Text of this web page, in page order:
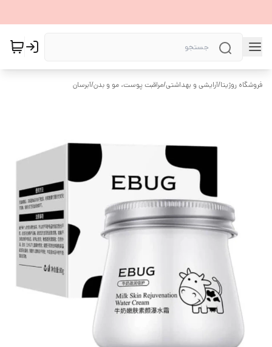
فروشگاه روژیتا/آرایشی و بهداشتی/مراقبت پوست، مو و بدن/آبرسان